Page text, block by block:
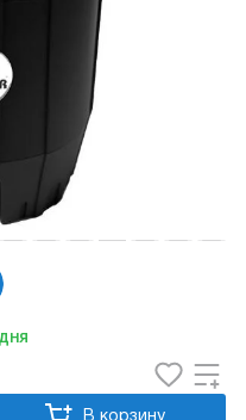
дня
В корзину